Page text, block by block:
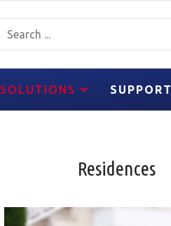
SOLUTIONS SUPPORT
Residences